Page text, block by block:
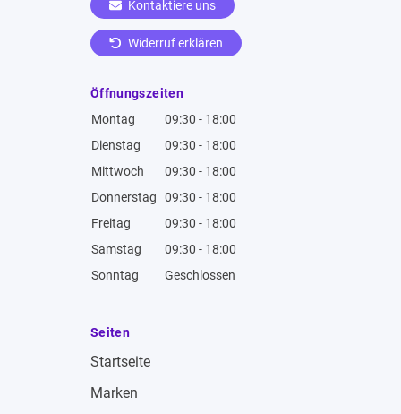
Kontaktiere uns
Widerruf erklären
Öffnungszeiten
Montag
09:30 - 18:00
Dienstag
09:30 - 18:00
Mittwoch
09:30 - 18:00
Donnerstag
09:30 - 18:00
Freitag
09:30 - 18:00
Samstag
09:30 - 18:00
Sonntag
Geschlossen
Seiten
Startseite
Marken